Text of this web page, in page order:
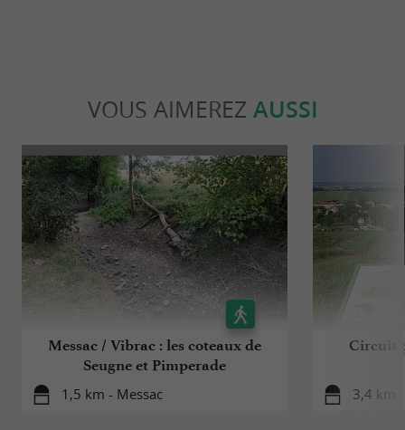
VOUS AIMEREZ AUSSI
Messac / Vibrac : les coteaux de
Seugne et Pimperade
1,5 km - Messac
Circuit
3,4 km